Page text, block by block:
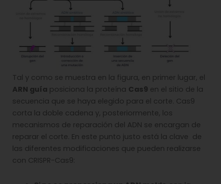
Tal y como se muestra en la figura, en primer lugar, el
ARN guía posiciona la proteína Cas9 en el sitio de la
secuencia que se haya elegido para el corte. Cas9
corta la doble cadena y, posteriormente, los
mecanismos de reparación del ADN se encargan de
reparar el corte. En este punto justo está la clave de
las diferentes modificaciones que pueden realizarse
con CRISPR-Cas9: